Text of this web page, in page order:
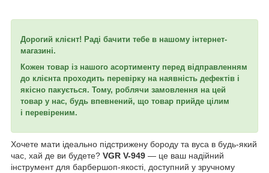
Дорогий клієнт! Раді бачити тебе в нашому інтернет-
магазині.
Кожен товар із нашого асортименту перед відправленням
до клієнта проходить перевірку на наявність дефектів і
якісно пакується. Тому, роблячи замовлення на цей
товар у нас, будь впевнений, що товар прийде цілим
і перевіреним.
Хочете мати ідеально підстрижену бороду та вуса в будь-який
час, хай де ви будете? VGR V-949 — це ваш надійний
інструмент для барбершоп-якості, доступний у зручному